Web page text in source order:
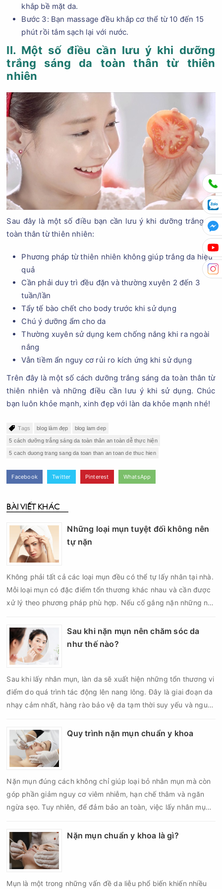
khắp bề mặt da.
Bước 3: Bạn massage đều khắp cơ thể từ 10 đến 15
phút rồi tắm sạch lại với nước.
II. Một số điều cần lưu ý khi dưỡng
trắng sáng da toàn thân từ thiên
nhiên
Sau đây là một số điều bạn cần lưu ý khi dưỡng trắng da
toàn thân từ thiên nhiên:
Phương pháp từ thiên nhiên không giúp trắng da hiệu
quả
Cần phải duy trì đều đặn và thường xuyên 2 đến 3
tuần/lần
Tẩy tế bào chết cho body trước khi sử dụng
Chú ý dưỡng ẩm cho da
Thường xuyên sử dụng kem chống nắng khi ra ngoài
nắng
Vẫn tiềm ẩn nguy cơ rủi ro kích ứng khi sử dụng
Trên đây là một số cách dưỡng trắng sáng da toàn thân từ
thiên nhiên và những điều cần lưu ý khi sử dụng. Chúc
bạn luôn khỏe mạnh, xinh đẹp với làn da khỏe mạnh nhé!
Tags blog làm đẹp blog lam dep
5 cách dưỡng trắng sáng da toàn thân an toàn dễ thực hiện
5 cach duong trang sang da toan than an toan de thuc hien
Facebook Twitter Pinterest WhatsApp
BÀI VIẾT KHÁC
Những loại mụn tuyệt đối không nên
tự nặn
Không phải tất cả các loại mụn đều có thể tự lấy nhân tại nhà.
Mỗi loại mụn có đặc điểm tổn thương khác nhau và cần được
xử lý theo phương pháp phù hợp. Nếu cố gắng nặn những nốt
nên nghiêm trọng hơn, làm tăng nguy cơ nhiễm trùng, để lại
thâm hoặc sẹo khó phục hồi.
Sau khi nặn mụn nên chăm sóc da
như thế nào?
Sau khi lấy nhân mụn, làn da sẽ xuất hiện những tổn thương vi
điểm do quá trình tác động lên nang lông. Đây là giai đoạn da
nhạy cảm nhất, hàng rào bảo vệ da tạm thời suy yếu và nguy
nếu chăm sóc không đúng cách. Chính vì vậy, việc chăm sóc
da sau nặn mụn không chỉ giúp vùng da hồi phục nhanh hơn
mà còn góp phần giảm nguy cơ tái phát mụn và hạn chế các
biến chứng về sau.
Quy trình nặn mụn chuẩn y khoa
Nặn mụn đúng cách không chỉ giúp loại bỏ nhân mụn mà còn
góp phần giảm nguy cơ viêm nhiễm, hạn chế thâm và ngăn
ngừa sẹo. Tuy nhiên, để đảm bảo an toàn, việc lấy nhân mụn
đủ các bước vô khuẩn và chăm sóc sau điều trị.
Nặn mụn chuẩn y khoa là gì?
Mụn là một trong những vấn đề da liễu phổ biến khiến nhiều